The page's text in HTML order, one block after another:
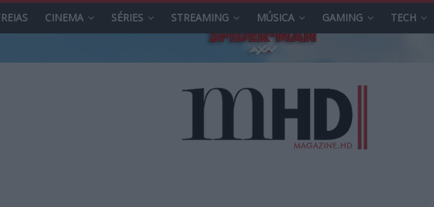
CINEMA SÉRIES STREAMING MÚSICA GAMING TECH